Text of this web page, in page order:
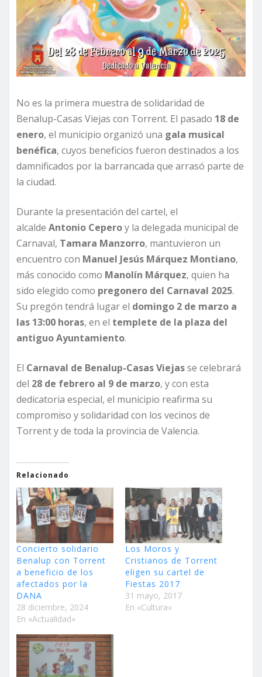
No es la primera muestra de solidaridad de
Benalup-Casas Viejas con Torrent. El pasado 18 de
enero, el municipio organizó una gala musical
benéfica, cuyos beneficios fueron destinados a los
damnificados por la barrancada que arrasó parte de
la ciudad.
Durante la presentación del cartel, el
alcalde Antonio Ceperoy la delegada municipal de
Carnaval, Tamara Manzorro, mantuvieron un
encuentro con Manuel Jesús Márquez Montiano,
más conocido como Manolín Márquez, quien ha
sido elegido como pregonero del Carnaval 2025.
Su pregón tendrá lugar el domingo 2 de marzo a
las 13:00 horas, en el templete de la plaza del
antiguo Ayuntamiento.
El Carnaval de Benalup-Casas Viejasse celebrará
del 28 de febrero al 9 de marzo, y con esta
dedicatoria especial, el municipio reafirma su
compromiso y solidaridad con los vecinos de
Torrent y de toda la provincia de Valencia.
Relacionado
Concierto solidario
Benalup con Torrent
a beneficio de los
afectados por la
DANA
28 diciembre, 2024
En «Actualidad»
Los Moros y
Cristianos de Torrent
eligen su cartel de
Fiestas 2017
31 mayo, 2017
En «Cultura»